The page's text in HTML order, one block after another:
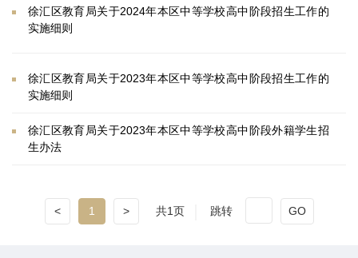
徐汇区教育局关于2024年本区中等学校高中阶段招生工作的
实施细则
徐汇区教育局关于2023年本区中等学校高中阶段招生工作的
实施细则
徐汇区教育局关于2023年本区中等学校高中阶段外籍学生招
生办法
< 1 > 共1页 跳转 GO